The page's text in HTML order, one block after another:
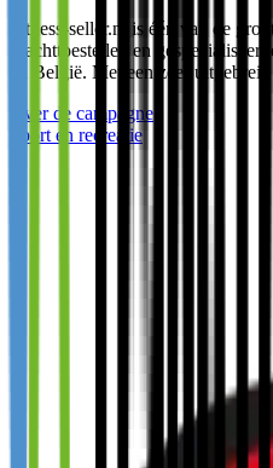
Fitness-seller.nl is één van de
krachttoestellen en
en België. Met een zeer
Over de campagne
Sport en recreatie